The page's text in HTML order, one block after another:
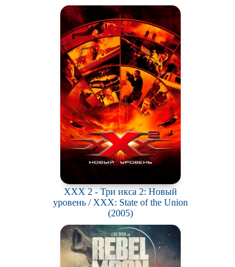
XXX 2 - Три икса 2: Новый
уровень / XXX: State of the Union
(2005)